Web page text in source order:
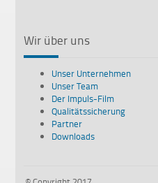
Wir über uns
Unser Unternehmen
Unser Team
Der Impuls-Film
Qualitätssicherung
Partner
Downloads